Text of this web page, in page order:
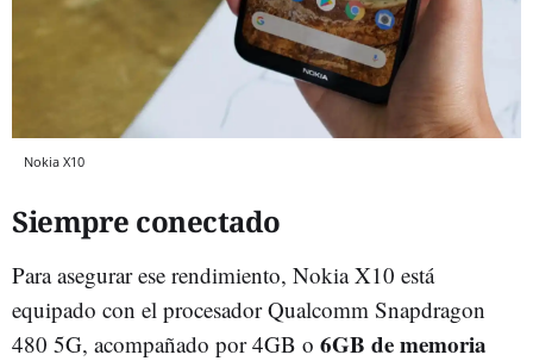
Nokia X10
Siempre conectado
Para asegurar ese rendimiento, Nokia X10 está
equipado con el procesador Qualcomm Snapdragon
480 5G, acompañado por 4GB o 6GB de memoria